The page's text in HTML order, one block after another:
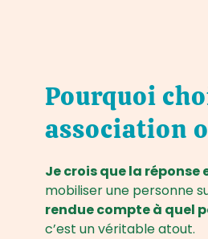
Pourquoi
association
Je crois que la réponse
mobiliser une personne
rendue compte à quel
c’est un véritable atout.